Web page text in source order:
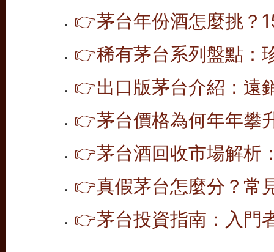
👉茅台年份酒怎麼挑？
👉稀有茅台系列盤點：
👉出口版茅台介紹：遠
👉茅台價格為何年年攀
👉茅台酒回收市場解析
👉真假茅台怎麼分？常
👉茅台投資指南：入門